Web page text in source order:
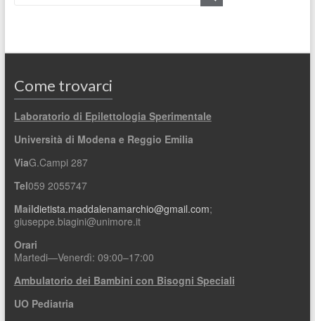
Come trovarci
Laboratorio di Epilettologia Sperimentale
Università di Modena e Reggio Emilia
ViaG.Campi 287
Tel059 2055747
Maildietista.maddalenamarchio@gmail.com;
giuseppe.biagini@unimore.it
Orari
Martedi—Venerdì: 09:00–17:00
Ambulatorio dei Bambini con Bisogni Speciali
UO Pediatria